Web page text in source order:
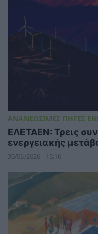
ΑΝΑΝΕΩΣΙΜΕΣ ΠΗΓΕΣ
ΕΛΕΤΑΕΝ: Τρεις
ενεργειακής
30/06/2026 - 15:16